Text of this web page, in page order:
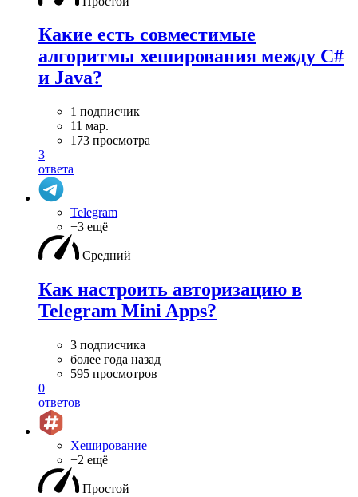
Какие есть совместимые
алгоритмы хеширования между C#
и Java?
1 подписчик
11 мар.
173 просмотра
3
ответа
Telegram
+3 ещё
Средний
Как настроить авторизацию в
Telegram Mini Apps?
3 подписчика
более года назад
595 просмотров
0
ответов
Хеширование
+2 ещё
Простой